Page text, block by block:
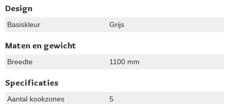
Design
Basiskleur Grijs
Maten en gewicht
Breedte 1100 mm
Specificaties
Aantal kookzones 5